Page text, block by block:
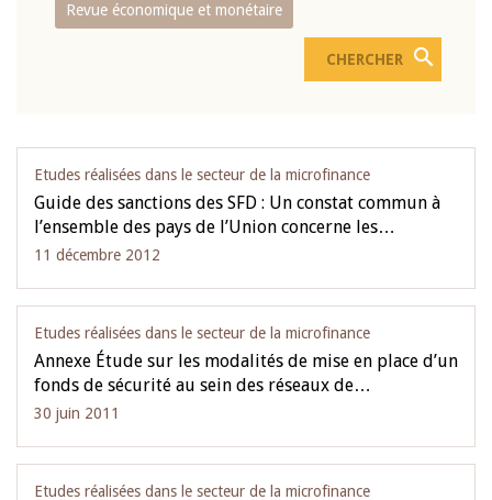
Revue économique et monétaire
Etudes réalisées dans le secteur de la microfinance
Guide des sanctions des SFD : Un constat commun à
l’ensemble des pays de l’Union concerne les…
11 décembre 2012
Etudes réalisées dans le secteur de la microfinance
Annexe Étude sur les modalités de mise en place d’un
fonds de sécurité au sein des réseaux de…
30 juin 2011
Etudes réalisées dans le secteur de la microfinance